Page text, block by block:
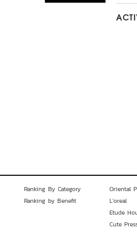
Ranking By Category
Ranking by Benefit
Oriental
L'oreal
Etude
Cute